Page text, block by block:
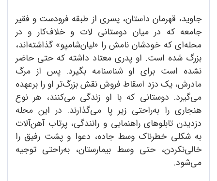
جاوید، قهرمان داستان، پسری از طبقه فرودست و فقیر
جامعه که در میان دوستانی لات و خلاف‌کار و در
محله‌ای که خودشان نامش را «لیان‌شامپو» گذاشته‌اند،
بزرگ شده است. او پدری معتاد داشته که حتی حاضر
نشده است برای او شناسنامه بگیرد. پس از مرگ
مادرش، یک دزد اسقاط فروش نقش بزرگ‌تر او را برعهده
می‌گیرد. دوستانی که با او زندگی می‌کنند، هر نوع
هنجاری را به‌راحتی زیر پا می‌گذارند. در این محله
دزدیدن تابلوهای راهنمایی و رانندگی، پرتاب آهن‌آلات
به شکلی خطرناک وسط جاده، دعوا و پشت رفیق را
خالی‌نکردن، حتی وسط بیمارستان، به‌راحتی توجیه
می‌شود.